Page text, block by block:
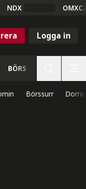
NDX
Logga in
BÖRS
Börssurr